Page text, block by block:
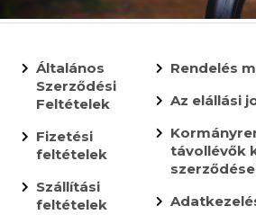
Általános
Szerződési
Feltételek
Fizetési
feltételek
Szállítási
feltételek
Rendelés
Az elállási
távollévők